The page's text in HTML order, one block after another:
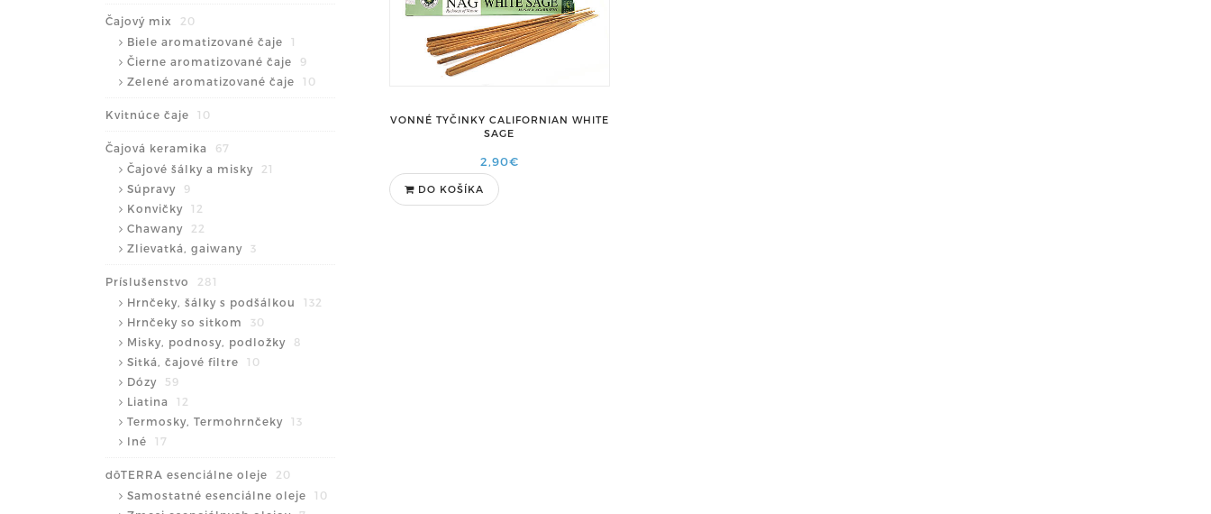
Čajový mix
20
Biele aromatizované čaje
1
Čierne aromatizované čaje
9
Zelené aromatizované čaje
10
Kvitnúce čaje 10
Čajová keramika
67
Čajové šálky a misky
21
Súpravy
9
Konvičky
12
Chawany
22
Zlievatká, gaiwany
3
Príslušenstvo
281
Hrnčeky, šálky s podšálkou
132
Hrnčeky so sitkom
30
Misky, podnosy, podložky
8
Sitká, čajové filtre
10
Dózy
59
Liatina
12
Termosky, Termohrnčeky
13
Iné
17
dōTERRA esenciálne oleje
20
Samostatné esenciálne oleje
10
VONNÉ TYČINKY CALIFORNIAN WHITE
SAGE
2,90€
DO KOŠÍKA